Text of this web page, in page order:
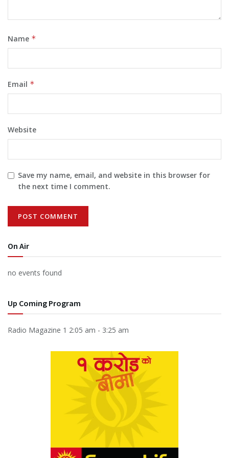
Name *
Email *
Website
Save my name, email, and website in this browser for
the next time I comment.
On Air
no events found
Up Coming Program
Radio Magazine 1 2:05 am - 3:25 am